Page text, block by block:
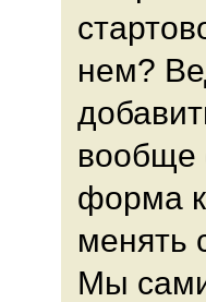
нем?
вообще
форма
менять
Мы